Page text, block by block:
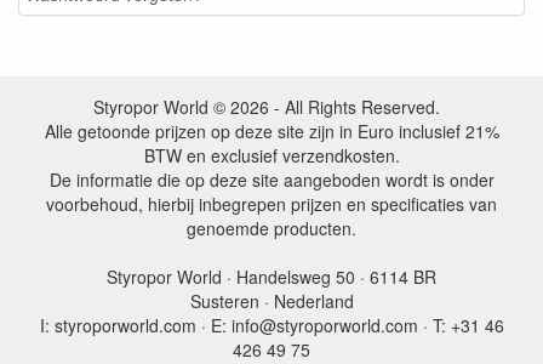
Styropor World © 2026 - All Rights Reserved.
Alle getoonde prijzen op deze site zijn in Euro inclusief 21%
BTW en exclusief verzendkosten.
De informatie die op deze site aangeboden wordt is onder
voorbehoud, hierbij inbegrepen prijzen en specificaties van
genoemde producten.
Styropor World · Handelsweg 50 · 6114 BR
Susteren · Nederland
I: styroporworld.com · E: info@styroporworld.com · T: +31 46
426 49 75